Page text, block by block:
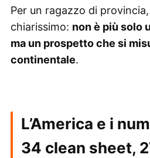
Per un ragazzo di
chiarissimo: non è più solo
ma un prospetto che si
continentale.
L’America e i
34 clean sheet,